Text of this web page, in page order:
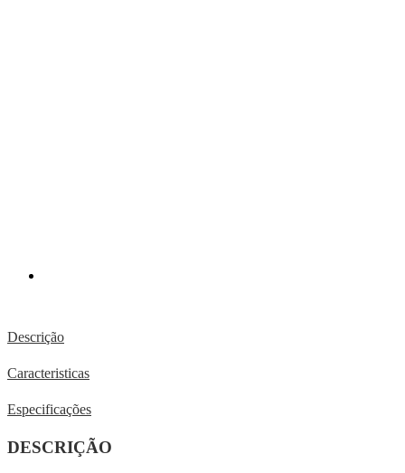
Descrição
Caracteristicas
Especificações
DESCRIÇÃO